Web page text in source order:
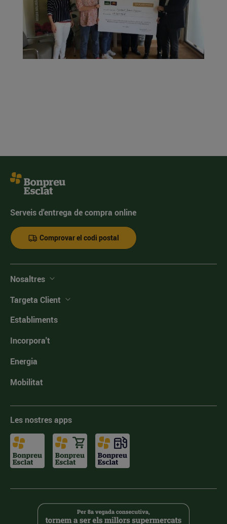
Serveis d'entrega de compra online
Comprovar el codi postal
Nosaltres
Targeta Client
Establiments
Incorpora't
Energia
Mobilitat
Les nostres apps